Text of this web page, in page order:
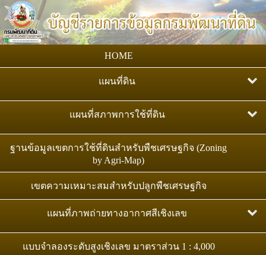
HOME
แผนที่ดิน
แผนที่กลุ่มชุดดิน มาตราส่วน 1:25,000
แผนที่ทรัพยากรดินของประเทศไทย : ระดับชุดดิน
มาตราส่วน 1:25,000
มาตราส่วน 1:25,000
แผนที่ชุดดิน มาตราส่วน 1:100,000
แผนที่สถานภาพทรัพยากรดิน
แผนที่สภาพการใช้ที่ดิน
แผนที่สภาพการใช้ที่ดิน มาตราส่วน 1:25,000
แผนที่สภาพการใช้ที่ดิน มาตราส่วน 1:50,000
ฐานข้อมูลเขตการใช้ที่ดินสำหรับพืชเศรษฐกิจ (Zoning
by Agri-Map)
เขตความเหมาะสมสำหรับปลูกพืชเศรษฐกิจ
แผนที่ภาพถ่ายทางอากาศสีเชิงเลข
ภาพถ่ายออร์โธสีเชิงเลข มาตราส่วน 1:4,000
แบบจำลองระดับสูงเชิงเลข มาตราส่วน 1 : 4,000